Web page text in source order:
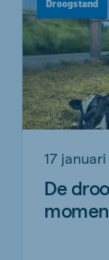
Droogstand
17
De